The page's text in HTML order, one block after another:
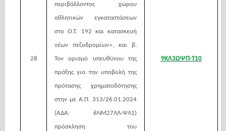
28
περιβάλλοντος χώρου
αθλητικών εγκαταστάσεων
στο Ο.Τ. 192 και κατασκευή
νέων πεζοδρομίων», και β.
Τον ορισμό υπευθύνου της
πράξης για την υποβολή της
πρότασης χρηματοδότησης
στην με Α.Π. 313/26.01.2024
(ΑΔΑ: 6ΝΜ27ΛΛ-ΨΛ1)
πρόσκληση του
9ΚΛ3ΩΨΠ-Τ10